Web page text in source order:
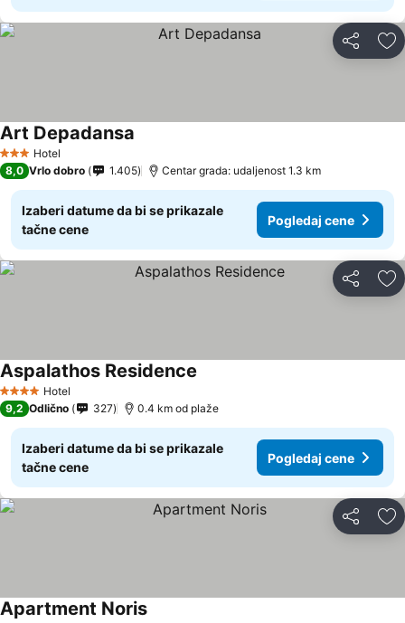
Deli
3 Zvezdice
Hotel
Art Depadansa
8,0 Vrlo dobro 1.405 Centar grada: udaljenost 1.3 km
Izaberi datume da bi se prikazale
tačne cene
Pogledaj cene
Deli
4 ZvezdiceHotel
Aspalathos Residence
9,2 Odlično 327 0.4 km od plaže
Izaberi datume da bi se prikazale
tačne cene
Pogledaj cene
Deli
Apartment NorisPogledaj cene